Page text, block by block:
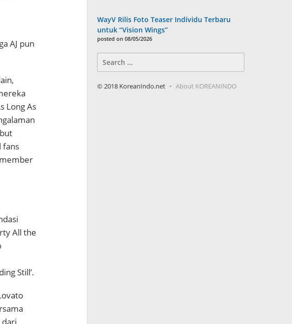
AJ pun
Long As
fans
All the
Still’.
WayV Rilis Foto Teaser Individu Terbaru
untuk “Vision Wings”
posted on 08/05/2026
for:
© 2018 KoreanIndo.net About KOREANINDO